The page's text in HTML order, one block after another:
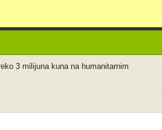
3 milijuna kuna na humanitarnim